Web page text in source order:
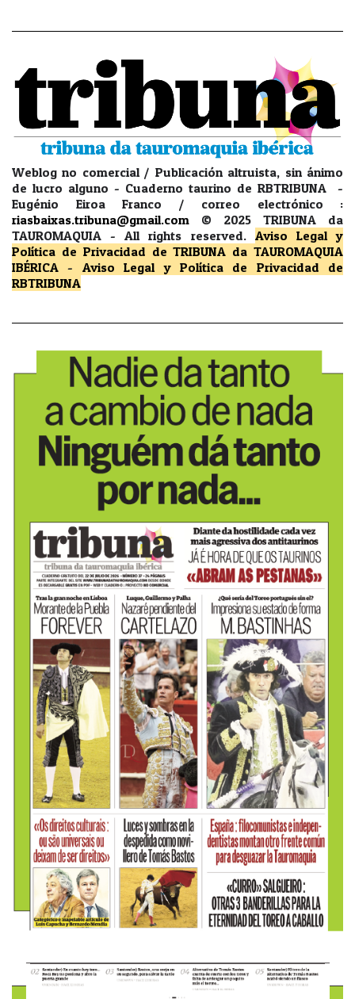
Weblog no comercial / Publicación altruista, sin ánimo
de lucro alguno - Cuaderno taurino de RBTRIBUNA -
Eugénio Eiroa Franco / correo electrónico :
riasbaixas.tribuna@gmail.com
© 2025 TRIBUNA da
TAUROMAQUIA -All rights reserved. Aviso Legal y
Política de Privacidad de TRIBUNA da TAUROMAQUIA
IBÉRICA - Aviso Legal y Política de Privacidad
de
RBTRIBUNA